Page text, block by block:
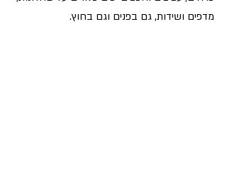
מדפים ושידות, גם בפנים וגם בחוץ.